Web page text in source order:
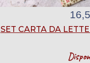
SET CARTA DA